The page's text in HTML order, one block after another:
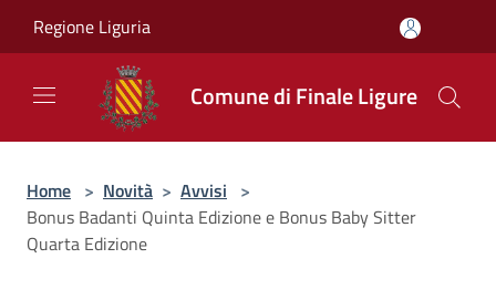
Regione Liguria
Comune di Finale Ligure
Home > Novità > Avvisi >
Bonus Badanti Quinta Edizione e Bonus Baby Sitter
Quarta Edizione